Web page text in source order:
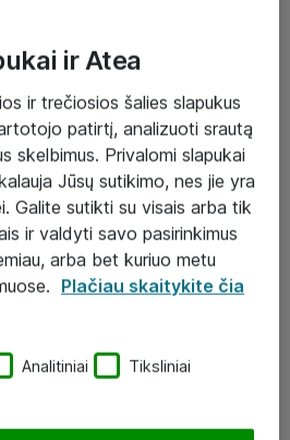
ir Atea
ir trečiosios šalies slapukus
patirtį, analizuoti srautą
skelbimus. Privalomi slapukai
Jūsų sutikimo, nes jie yra
Galite sutikti su visais arba tik
ir valdyti savo pasirinkimus
arba bet kuriuo metu
Plačiau skaitykite čia
Analitiniai Tiksliniai